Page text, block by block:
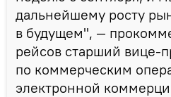
дальнейшему росту
в будущем", —
рейсов старший вице-
по коммерческим
электронной